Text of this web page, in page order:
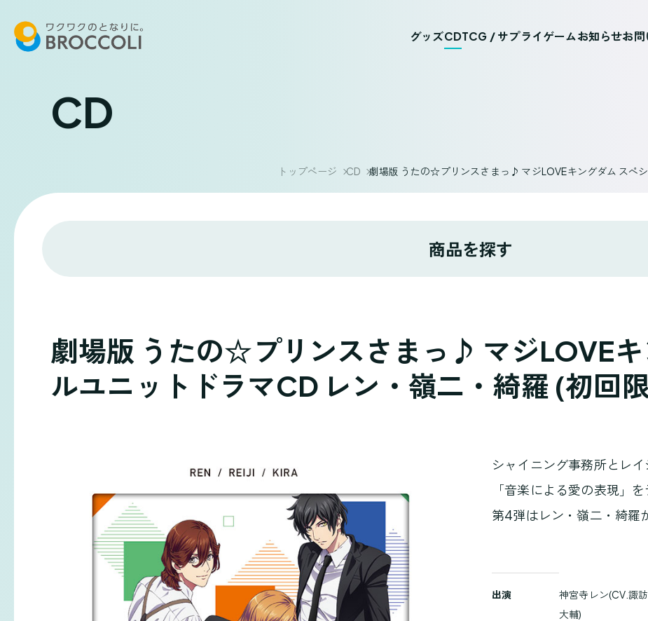
グッズCDTCG / サプライゲームお知らせお問
CD
トップページ CD 劇場版 うたの☆プリンスさまっ♪ マジLOVEキングダム スペ
商品を探す
劇場版 うたの☆プリンスさまっ♪ マジLOVEキ
ルユニットドラマCD レン・嶺二・綺羅 (初回
シャイニング事務所とレ
「音楽による愛の表現」
第4弾はレン・嶺二・綺羅
出演
神宮寺レン(CV.諏
大輔)